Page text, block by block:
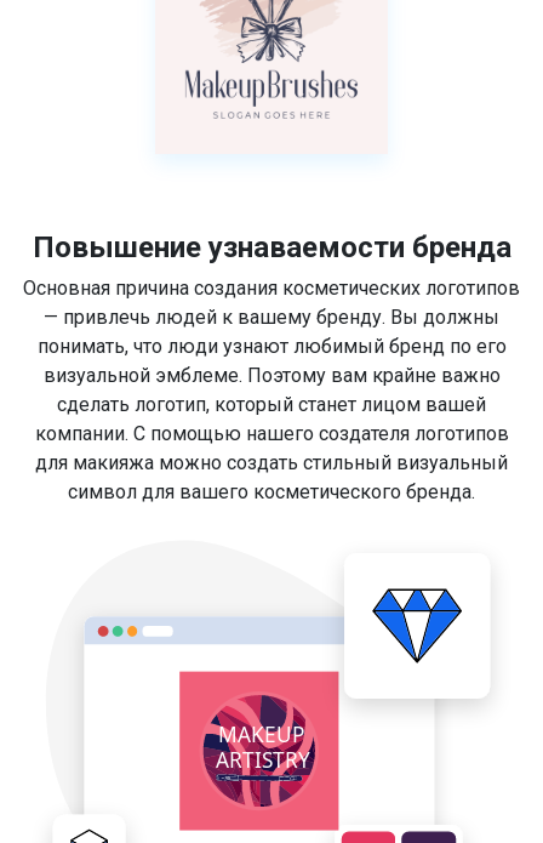
Повышение узнаваемости бренда
Основная причина создания косметических логотипов
— привлечь людей к вашему бренду. Вы должны
понимать, что люди узнают любимый бренд по его
визуальной эмблеме. Поэтому вам крайне важно
сделать логотип, который станет лицом вашей
компании. С помощью нашего создателя логотипов
для макияжа можно создать стильный визуальный
символ для вашего косметического бренда.